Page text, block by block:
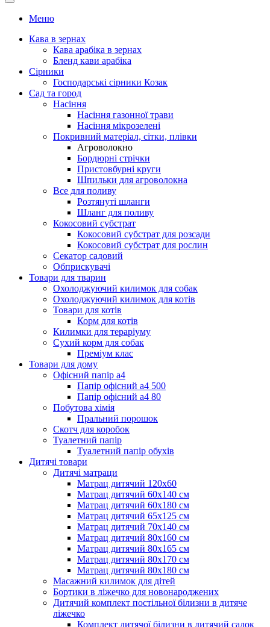
Меню
Кава в зернах
Кава арабіка в зернах
Бленд кави арабіка
Сірники
Господарські сірники Козак
Сад та город
Насіння
Насіння газонної трави
Насіння мікрозелені
Покривний матеріал, сітки, плівки
Агроволокно
Бордюрні стрічки
Пристовбурні круги
Шпильки для агроволокна
Все для поливу
Розтянуті шланги
Шланг для поливу
Кокосовий субстрат
Кокосовий субстрат для розсади
Кокосовий субстрат для рослин
Секатор садовий
Обприскувачі
Товари для тварин
Охолоджуючий килимок для собак
Охолоджуючий килимок для котів
Товари для котів
Корм для котів
Килимки для тераріуму
Сухий корм для собак
Преміум клас
Товари для дому
Офісний папір а4
Папір офісний а4 500
Папір офісний а4 80
Побутова хімія
Пральний порошок
Скотч для коробок
Туалетний папір
Туалетний папір обухів
Дитячі товари
Дитячі матраци
Матрац дитячий 120х60
Матрац дитячий 60х140 см
Матрац дитячий 60х180 см
Матрац дитячий 65х125 см
Матрац дитячий 70х140 см
Матрац дитячий 80х160 см
Матрац дитячий 80х165 см
Матрац дитячий 80х170 см
Матрац дитячий 80х180 см
Масажний килимок для дітей
Бортики в ліжечко для новонароджених
Дитячий комплект постільної білизни в дитяче
ліжечко
Комплект дитячої білизни в дитячий садок